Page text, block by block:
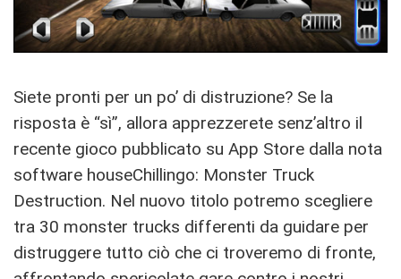
Siete pronti per un po’ di distruzione? Se la
risposta è “sì”, allora apprezzerete senz’altro il
recente gioco pubblicato su App Store dalla nota
software houseChillingo: Monster Truck
Destruction. Nel nuovo titolo potremo scegliere
tra 30 monster trucks differenti da guidare per
distruggere tutto ciò che ci troveremo di fronte,